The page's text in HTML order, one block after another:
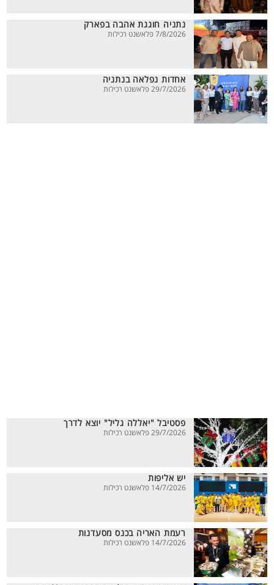
נתניה חוגגת אהבה בפארק
7/8/2026 פלאשנט רכילות
אחדות נפלאה בנתניה
29/7/2026 פלאשנט רכילות
פסטיבל "יאללה גליל" יוצא לדרך
29/7/2026 פלאשנט רכילות
יש אליפות
14/7/2026 פלאשנט רכילות
רעמת האריה בכנס מסעדנות
14/7/2026 פלאשנט רכילות